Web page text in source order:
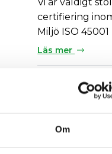
Om
certifiering
Miljö ISO
Läs mer
2024-01-24
Bain
till Eleda
Eleda får ny
Capital, en